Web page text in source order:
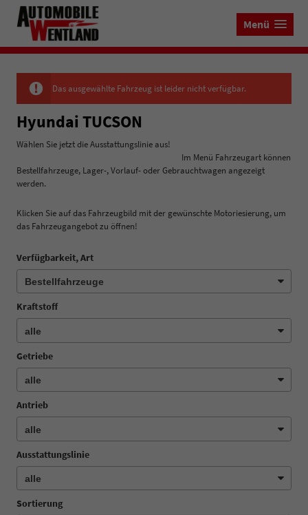
Menü
Das ausgewählte Fahrzeug ist leider nicht verfügbar.
Hyundai TUCSON
Wählen Sie jetzt die Ausstattungslinie aus!
Im Menü Fahrzeugart können
Bestellfahrzeuge, Lager-, Vorlauf- oder Gebrauchtwagen angezeigt
werden.
Klicken Sie auf das Fahrzeugbild mit der gewünschte Motoriesierung, um
das Fahrzeugangebot zu öffnen!
Verfügbarkeit, Art
Kraftstoff
Getriebe
Antrieb
Ausstattungslinie
Sortierung